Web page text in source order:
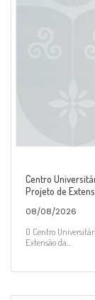
Centro
Projeto de
08/08/2026
O Centro
Extensão da...